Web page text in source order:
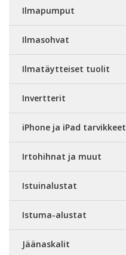
Ilmapumput
Ilmasohvat
Ilmatäytteiset tuolit
Invertterit
iPhone ja iPad tarvikkeet
Irtohihnat ja muut
Istuinalustat
Istuma-alustat
Jäänaskalit